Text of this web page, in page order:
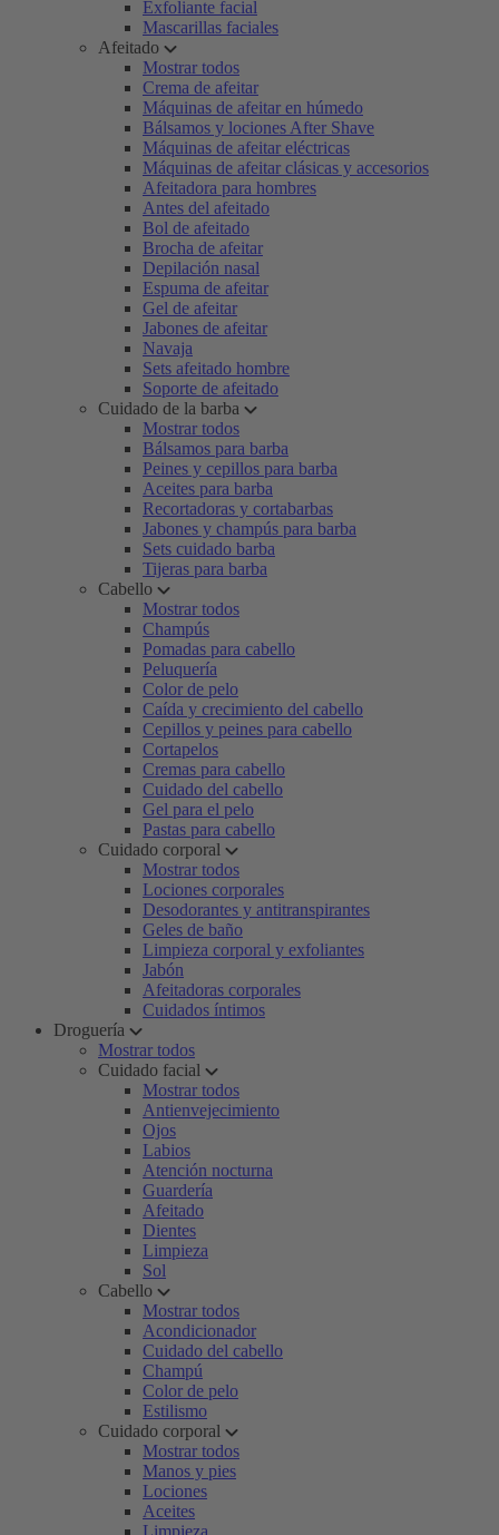
Exfoliante facial
Mascarillas faciales
Afeitado
Mostrar todos
Crema de afeitar
Máquinas de afeitar en húmedo
Bálsamos y lociones After Shave
Máquinas de afeitar eléctricas
Máquinas de afeitar clásicas y accesorios
Afeitadora para hombres
Antes del afeitado
Bol de afeitado
Brocha de afeitar
Depilación nasal
Espuma de afeitar
Gel de afeitar
Jabones de afeitar
Navaja
Sets afeitado hombre
Soporte de afeitado
Cuidado de la barba
Mostrar todos
Bálsamos para barba
Peines y cepillos para barba
Aceites para barba
Recortadoras y cortabarbas
Jabones y champús para barba
Sets cuidado barba
Tijeras para barba
Cabello
Mostrar todos
Champús
Pomadas para cabello
Peluquería
Color de pelo
Caída y crecimiento del cabello
Cepillos y peines para cabello
Cortapelos
Cremas para cabello
Cuidado del cabello
Gel para el pelo
Pastas para cabello
Cuidado corporal
Mostrar todos
Lociones corporales
Desodorantes y antitranspirantes
Geles de baño
Limpieza corporal y exfoliantes
Jabón
Afeitadoras corporales
Cuidados íntimos
Droguería
Mostrar todos
Cuidado facial
Mostrar todos
Antienvejecimiento
Ojos
Labios
Atención nocturna
Guardería
Afeitado
Dientes
Limpieza
Sol
Cabello
Mostrar todos
Acondicionador
Cuidado del cabello
Champú
Color de pelo
Estilismo
Cuidado corporal
Mostrar todos
Manos y pies
Lociones
Aceites
Limpieza